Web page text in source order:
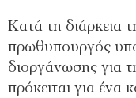
Κατά τη διάρκεια
πρωθυπουργός
διοργάνωσης για
πρόκειται για ένα